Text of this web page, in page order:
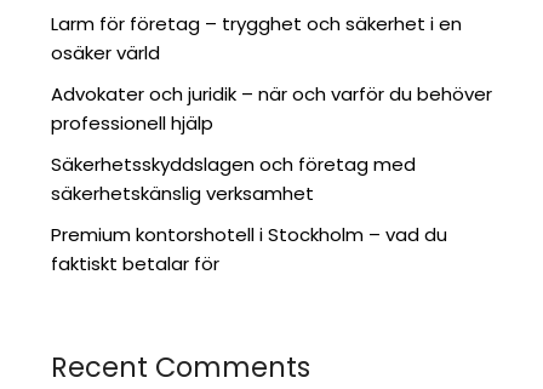
Larm för företag – trygghet och säkerhet i en
osäker värld
Advokater och juridik – när och varför du behöver
professionell hjälp
Säkerhetsskyddslagen och företag med
säkerhetskänslig verksamhet
Premium kontorshotell i Stockholm – vad du
faktiskt betalar för
Recent Comments